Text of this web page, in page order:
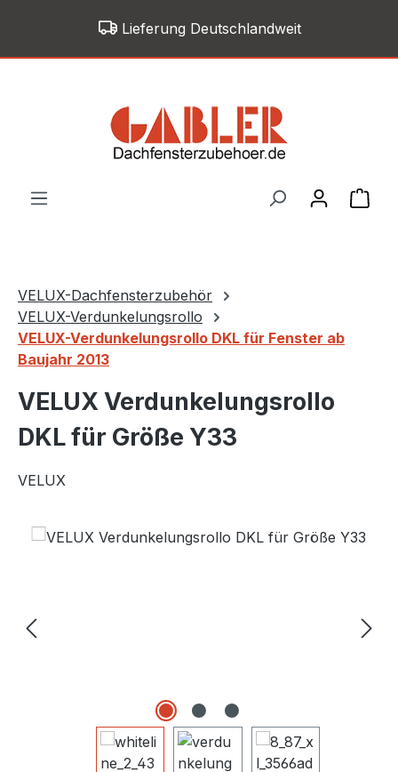
Zum Hauptinhalt springenLieferung Deutschlandweit
VELUX-Dachfensterzubehör
VELUX-Verdunkelungsrollo
VELUX-Verdunkelungsrollo DKL für Fenster ab
Baujahr 2013
VELUX Verdunkelungsrollo
DKL für Größe Y33
VELUX
Bildergalerie überspringen